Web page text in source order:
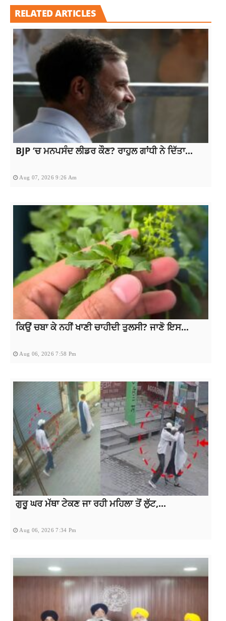
RELATED ARTICLES
BJP ‘ਚ ਮਨਪਸੰਦ ਲੀਡਰ ਕੌਣ? ਰਾਹੁਲ ਗਾਂਧੀ ਨੇ ਦਿੱਤਾ...
Aug 07, 2026 9:26 Am
ਕਿਉਂ ਚਬਾ ਕੇ ਨਹੀਂ ਖਾਣੀ ਚਾਹੀਦੀ ਤੁਲਸੀ? ਜਾਣੋ ਇਸ...
Aug 06, 2026 7:58 Pm
ਗੁਰੂ ਘਰ ਮੱਥਾ ਟੇਕਣ ਜਾ ਰਹੀ ਮਹਿਲਾ ਤੋਂ ਲੁੱਟ,...
Aug 06, 2026 7:34 Pm